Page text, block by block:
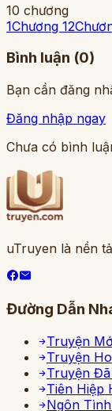
10 chương
1Chương 12
Bình luận (0)
Bạn cần đăng
Đăng nhập ngay
Chưa có bình
uTruyen là nền
Đường Dẫn
Truyện
Truyện
Truyện
Tiên Hiệp
Ngôn